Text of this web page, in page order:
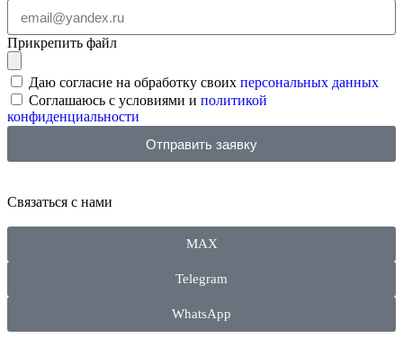
Прикрепить файл
Даю согласие на обработку своих персональных данных
Соглашаюсь с условиями и политикой
конфиденциальности
Отправить заявку
Связаться с нами
MAX
Telegram
WhatsApp